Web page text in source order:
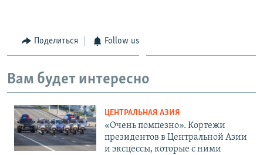
Поделиться Follow us
Вам будет интересно
ЦЕНТРАЛЬНАЯ АЗИЯ
«Очень помпезно». Кортежи
президентов в Центральной Азии
и эксцессы, которые с ними